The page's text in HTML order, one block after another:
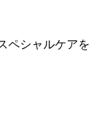
ペシャルケアを